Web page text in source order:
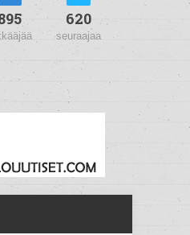
620
seuraajaa